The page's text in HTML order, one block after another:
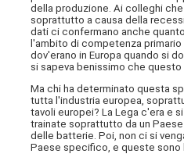
della produzione. Ai colleghi
soprattutto a causa della
dati ci confermano anche
l'ambito di competenza
dov'erano in Europa quando si
si sapeva benissimo che
Ma chi ha determinato questa
tutta l'industria europea,
tavoli europei? La Lega c'era e
trainate soprattutto da un
delle batterie. Poi, non ci si
Paese specifico, e queste sono